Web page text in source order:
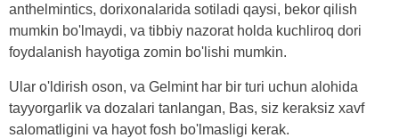
anthelmintics, dorixonalarida sotiladi qaysi, bekor qilish
mumkin bo'lmaydi, va tibbiy nazorat holda kuchliroq dori
foydalanish hayotiga zomin bo'lishi mumkin.
Ular o'ldirish oson, va Gelmint har bir turi uchun alohida
tayyorgarlik va dozalari tanlangan, Bas, siz keraksiz xavf
salomatligini va hayot fosh bo'lmasligi kerak.